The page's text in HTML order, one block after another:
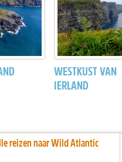
WESTKUST VAN
IERLAND
reizen naar Wild Atlantic